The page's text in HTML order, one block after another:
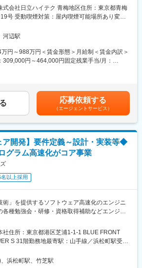
養の自動化開発は、急速に成長していく市場の
動化を実装する取り組みに関わり、性能向上へ
とができます。
培養装置が、自分自身が設計したソフトウェ
て大きな貢献となります。
場での自動化装置やシステムの設計・開発・製
の方々が直面する様々な問題を解決に導いてお
億円の設備投資で、更なる設計/開発環境の充実
上げ2倍強を計画中です。知恵と機動力及び技
く、いわばエキスパート集団です。
の定める業務
識別、遠心分離、栓抜き、小分け、閉栓など）
の開発を通じて、システム全体の理解を深め
く方には、PCアプリケーションの開発及び、外
トロールやチームの取りまとめといったマネジ
せします。
件に基づく機能設計・詳細仕様書の作成
作するアプリケーションの設計・開発・テス
、システム検証による動作確認
の製品サポート対応
する顧客対応（要件定義・折衝含む）
業務分担】
国内臨床検査自動化装置）：主に社内で要件定
応を行い、プログラミング、設計は外部委託が
ベンダー管理8割）。複数製品を掛け持ち、保守
発もまとめて対応頂きます。
（国内）：Nucleus RTOSを用いた制御系ソフ
海外含む）：新製品開発が中心で、開発業務の
OEM対応と国内対応は分業体制で進めてお
らの業務に関わっていただく可能性もありま
式会社日立ハイテク 青梅地区住所：東京都青梅
号 受動喫煙対策：屋内喫煙可能場所あり変更
める場所（在宅勤務及びサテライトオフィス勤
場所を含む)
河辺駅
円～988万円＜賃金形態＞月給制＜賃金内訳＞
309,000円～464,000円固定残業手当/月：
■賞与：年2回（6月・12月）賃金はあくまでも目
選考を通じて上下する可能性があります。月給
含めた表記です。
応募依頼する
（エージェントサービス）
ア開発】要件定義～設計・実装等◆
グラム高速化がコア事業
名以上採用
術」を提供するソフトウェア高速化のエンジニ
各種勉強会・研修・資格取得補助などエンジニ
して、文献調査・性能分析
定などの技術コンサルティ
リズムの改善やハードウ
：東京都港区芝浦1-1-1 BLUE FRONT
S 31階勤務地最寄駅：山手線／浜松町駅受動
全面禁煙
浜松町駅、竹芝駅